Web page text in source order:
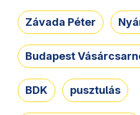
Závada Péter
Budapest
BDK pusztulás